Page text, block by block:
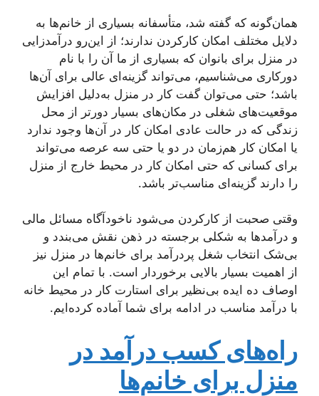
همان‌گونه که گفته شد، متأسفانه بسیاری از خانم‌ها به
دلایل مختلف امکان کارکردن ندارند؛ از این‌رو درآمدزایی
در منزل برای بانوان که بسیاری از ما آن را با نام
دورکاری می‌شناسیم، می‌تواند گزینه‌ای عالی برای آن‌ها
باشد؛ حتی می‌توان گفت کار در منزل به‌دلیل افزایش
موقعیت‌های شغلی در مکان‌های بسیار دورتر از محل
زندگی که در حالت عادی امکان کار در آن‌ها وجود ندارد
یا امکان کار هم‌زمان در دو یا حتی سه عرصه می‌تواند
برای کسانی که حتی امکان کار در محیط خارج از منزل
را دارند گزینه‌ای مناسب‌تر باشد.
وقتی صحبت از کارکردن می‌شود ناخودآگاه مسائل مالی
و درآمدها به شکلی برجسته در ذهن نقش می‌بندد و
بی‌شک انتخاب شغل پردرآمد برای خانم‌ها در منزل نیز
از اهمیت بسیار بالایی برخوردار است. با تمام این
اوصاف ده ایده بی‌نظیر برای استارت کار در محیط خانه
با درآمد مناسب در ادامه برای شما آماده کرده‌ایم.
راه‌های کسب درآمد در
منزل برای خانم‌ها